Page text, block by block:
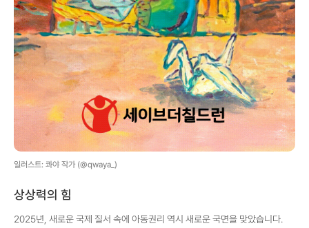
일러스트: 콰야 작가 (@qwaya_)
상상력의 힘
2025년, 새로운 국제 질서 속에 아동권리 역시 새로운 국면을 맞았습니다.